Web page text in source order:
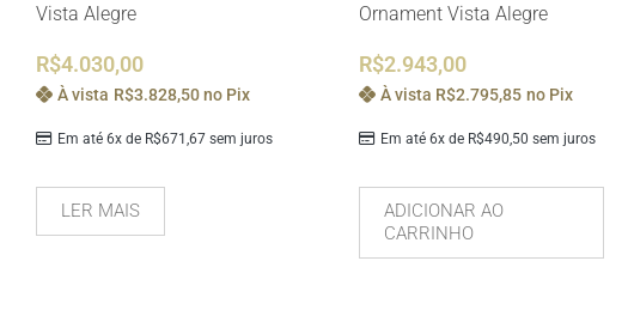
Vista Alegre
R$4.030,00
Em até 6x de R$671,67sem juros
À vista R$3.828,50 no Pix
LER MAIS
Ornament Vista Alegre
R$2.943,00
Em até 6x de R$490,50 sem juros
À vista R$2.795,85 no Pix
ADICIONAR AO
CARRINHO